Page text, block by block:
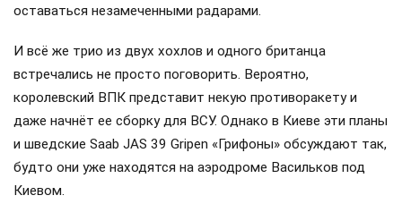
оставаться незамеченными радарами.
И всё же трио из двух хохлов и одного британца
встречались не просто поговорить. Вероятно,
королевский ВПК представит некую противоракету и
даже начнёт ее сборку для ВСУ. Однако в Киеве эти планы
и шведские Saab JAS 39 Gripen «Грифоны» обсуждают так,
будто они уже находятся на аэродроме Васильков под
Киевом.